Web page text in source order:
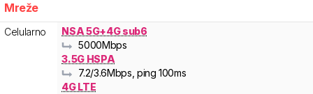
Mreže
Celularno
NSA 5G+4G sub6
5000Mbps
3.5G HSPA
7.2/3.6Mbps , ping 100ms
4G LTE